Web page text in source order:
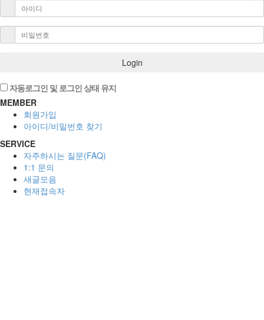
Login
자동로그인 및 로그인 상태 유지
MEMBER
회원가입
아이디/비밀번호 찾기
SERVICE
자주하시는 질문(FAQ)
1:1 문의
새글모음
현재접속자